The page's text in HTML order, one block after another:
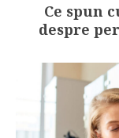
Ce spun
despre